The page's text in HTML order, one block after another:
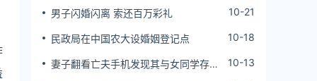
男子闪婚闪离 索还百万彩礼 10-21
民政局在中国农大设婚姻登记点 10-18
妻子翻看亡夫手机发现其与女同学存婚
10-13